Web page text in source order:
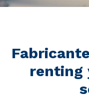
renting